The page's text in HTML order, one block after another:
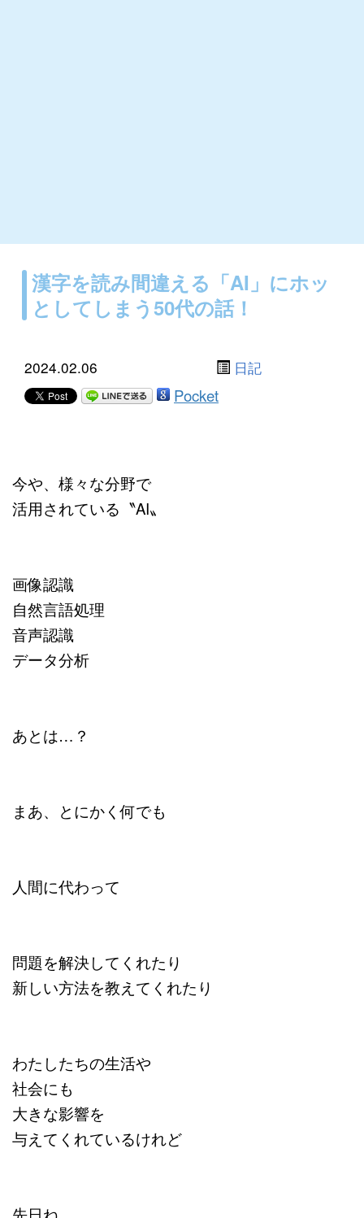
漢字を読み間違える「AI」にホッ
としてしまう50代の話！
2024.02.06 日記
Pocket
今や、様々な分野で
活用されている〝AI〟
画像認識
自然言語処理
音声認識
データ分析
あとは…？
まあ、とにかく何でも
人間に代わって
問題を解決してくれたり
新しい方法を教えてくれたり
わたしたちの生活や
社会にも
大きな影響を
与えてくれているけれど